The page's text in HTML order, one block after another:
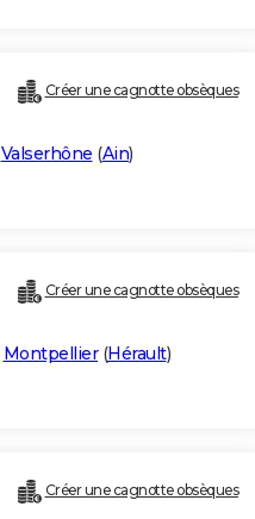
Créer une cagnotte obsèques
Valserhône (Ain)
Créer une cagnotte obsèques
Montpellier(Hérault)
Créer une cagnotte obsèques